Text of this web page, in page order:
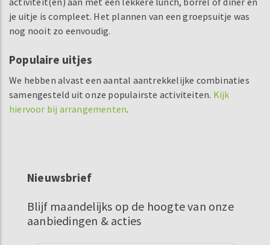
je uitje is compleet. Het plannen van een groepsuitje was
nog nooit zo eenvoudig.
Populaire uitjes
We hebben alvast een aantal aantrekkelijke combinaties
samengesteld uit onze populairste activiteiten. Kijk
hiervoor bij arrangementen.
Nieuwsbrief
Blijf maandelijks op de hoogte van onze
aanbiedingen & acties